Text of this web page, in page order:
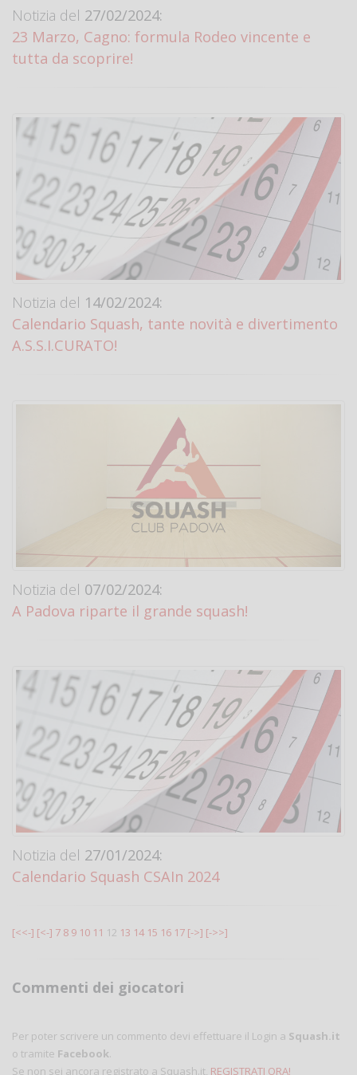
Notizia del 27/02/2024:
23 Marzo, Cagno: formula Rodeo vincente e
tutta da scoprire!
Notizia del 14/02/2024:
Calendario Squash, tante novità e divertimento
A.S.S.I.CURATO!
Notizia del 07/02/2024:
A Padova riparte il grande squash!
Notizia del 27/01/2024:
Calendario Squash CSAIn 2024
[<<-] [<-] 7 8 9 10 11 12 13 14 15 16 17 [->] [->>]
Commenti dei giocatori
Per poter scrivere un commento devi effettuare il Login a Squash.it
o tramite Facebook.
Se non sei ancora registrato a Squash.it, REGISTRATI ORA!